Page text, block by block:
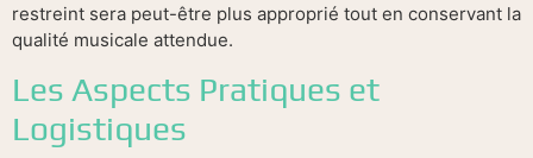
restreint sera peut-être plus approprié tout en conservant la
qualité musicale attendue.
Les Aspects Pratiques et
Logistiques